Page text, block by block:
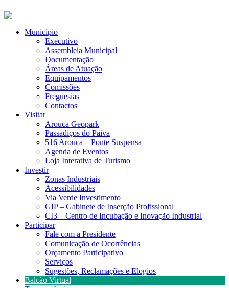
Município
Executivo
Assembleia Municipal
Documentação
Áreas de Atuação
Equipamentos
Comissões
Freguesias
Contactos
Visitar
Arouca Geopark
Passadiços do Paiva
516 Arouca – Ponte Suspensa
Agenda de Eventos
Loja Interativa de Turismo
Investir
Zonas Industriais
Acessibilidades
Via Verde Investimento
GIP – Gabinete de Inserção Profissional
CI3 – Centro de Incubação e Inovação Industrial
Participar
Fale com a Presidente
Comunicação de Ocorrências
Orçamento Participativo
Serviços
Sugestões, Reclamações e Elogios
Balcão Virtual